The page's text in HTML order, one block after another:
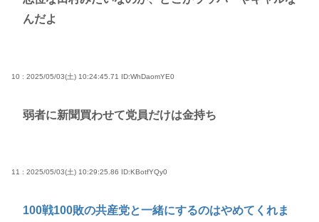
んだよ
10 : 2025/05/03(土) 10:24:45.71 ID:WhDaomYE0
弱者に新聞買わせて党員だけは金持ち
11 : 2025/05/03(土) 10:29:25.86 ID:KBotfYQy0
100戦100敗の共産党と一緒にするのはやめてくれま